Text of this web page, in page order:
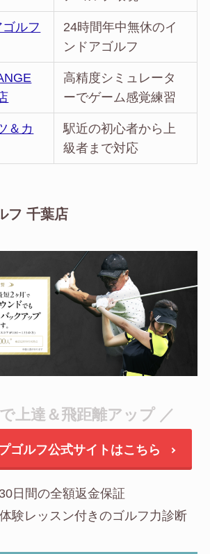
ルフ
24時間年中無休のイ
ンドアゴルフ
高精度シミュレータ
ーでゲーム感覚練習
＆カ
駅近の初心者から上
級者まで対応
フ 千葉店
上達＆飛距離アップ ／
ゴルフ公式サイトはこちら
30日間の全額返金保証
験レッスン付きのゴルフ力診断